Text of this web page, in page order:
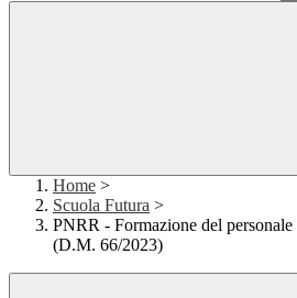
Home >
Scuola Futura >
PNRR - Formazione del
(D.M. 66/2023)